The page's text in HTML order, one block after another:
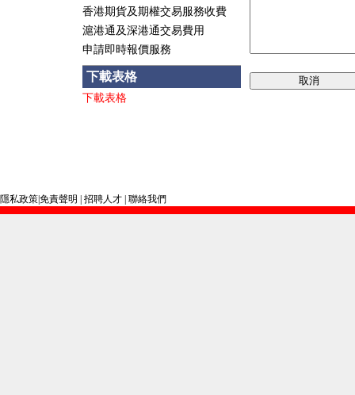
香港期貨及期權交易服務收費
滬港通及深港通交易費用
申請即時報價服務
下載表格
下載表格
取消
隱私政策免責聲明 招聘人才 聯絡我們